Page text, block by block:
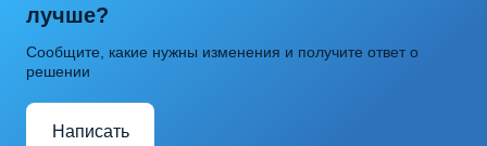
лучше?
Сообщите, какие нужны изменения и получите ответ о
решении
Написать